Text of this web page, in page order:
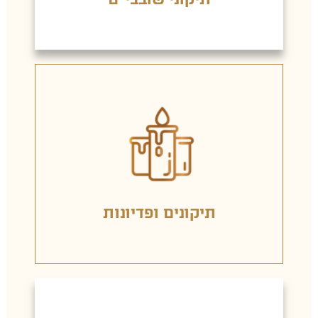
תיקונים ופדיונות
הישיבה: תיקון נפטרים הנערך לאחר פטירתו של
אדם ובני משפחתו רוצים להקל את דינו עליו.
פדיון נפש, הוצאת עין הרע בעופרת, הטבת חלום,
תיקון מיוחד לחולה, תיקון הקדושה ועוד.